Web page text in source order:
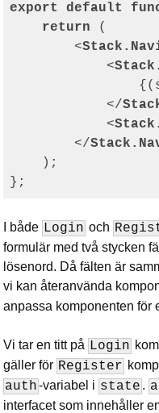
export default
return (
<
<
</
<
</
    );
I både Login och
formulär med två stycken
lösenord. Då fälten är
vi kan återanvända
anpassa komponenten för
Vi tar en titt på Login
gäller för Register
auth-variabel i state .
interfacet som innehåller